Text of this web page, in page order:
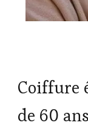
Coiffure
de 60